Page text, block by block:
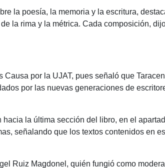
la poesía, la memoria y la escritura,
la rima y la métrica. Cada composición,
por la UJAT, pues señaló que
por las nuevas generaciones de
la última sección del libro, en el
señalando que los textos contenidos en
Ruiz Magdonel, quién fungió como